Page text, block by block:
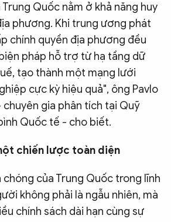
Quốc nằm ở khả năng huy
phương. Khi trung ương phát
chính quyền địa phương đều
pháp hỗ trợ từ hạ tầng dữ
tạo thành một mạng lưới
cực kỳ hiệu quả", ông Pavlo
gia phân tích tại Quỹ
Quốc tế - cho biết.
chiến lược toàn diện
chóng của Trung Quốc trong lĩnh
không phải là ngẫu nhiên, mà
chính sách dài hạn cùng sự